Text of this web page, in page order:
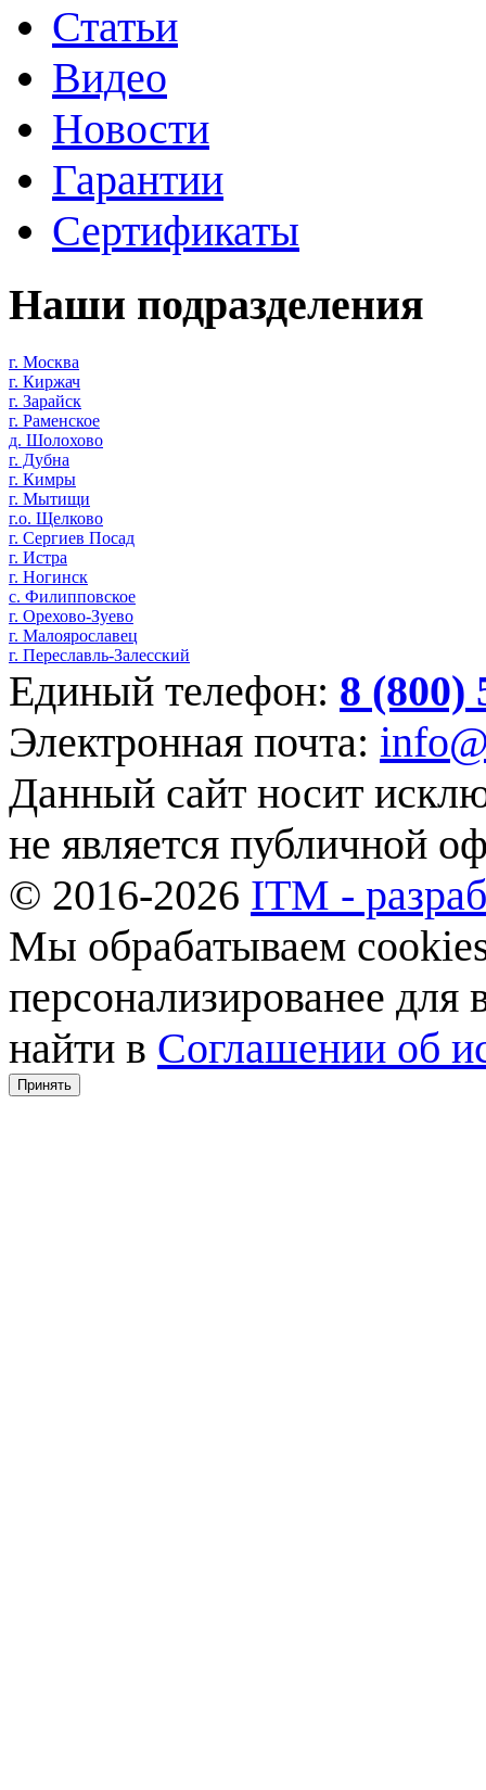
Статьи
Видео
Новости
Гарантии
Сертификаты
Наши подразделения
г. Москва
г. Киржач
г. Зарайск
г. Раменское
д. Шолохово
г. Дубна
г. Кимры
г. Мытищи
г.о. Щелково
г. Сергиев Посад
г. Истра
г. Ногинск
с. Филипповское
г. Орехово-Зуево
г. Малоярославец
г. Переславль-Залесский
Единый телефон: 8 (800)
Электронная почта:
Данный сайт носит
не является публичной
© 2016-2026 ITM -
Мы обрабатываем
персонализированее
найти в Соглашении об
Принять